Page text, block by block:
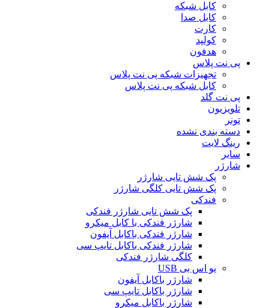
کابل شبکه
کابل صدا
کارت
کولپد
هدفون
پی نت پلاس
تجهیزات شبکه پی نت پلاس
کابل شبکه پی نت پلاس
پی نت گلد
تلویزیون
تونر
دسته بندی نشده
رینگ لایت
سایر
شارژر
پک شش تایی شارژر
پک شش تایی کلگی شارژر
فندکی
پک شش تایی شارژر فندکی
شارژر فندکی با کابل میکرو
شارژر فندکی باکابل آیفون
شارژر فندکی باکابل تایپ سی
کلگی شارژر فندکی
یو اس بی USB
شارژر باکابل آیفون
شارژر باکابل تایپ سی
شارژر باکابل میکرو